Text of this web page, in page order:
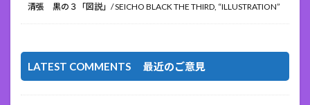
清張 黒の３「図説」/ SEICHO BLACK THE THIRD, “ILLUSTRATION”
LATEST COMMENTS 最近のご意見